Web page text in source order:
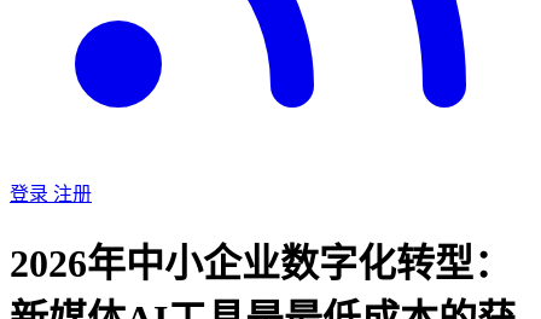
登录 注册
2026年中小企业数字化转型：